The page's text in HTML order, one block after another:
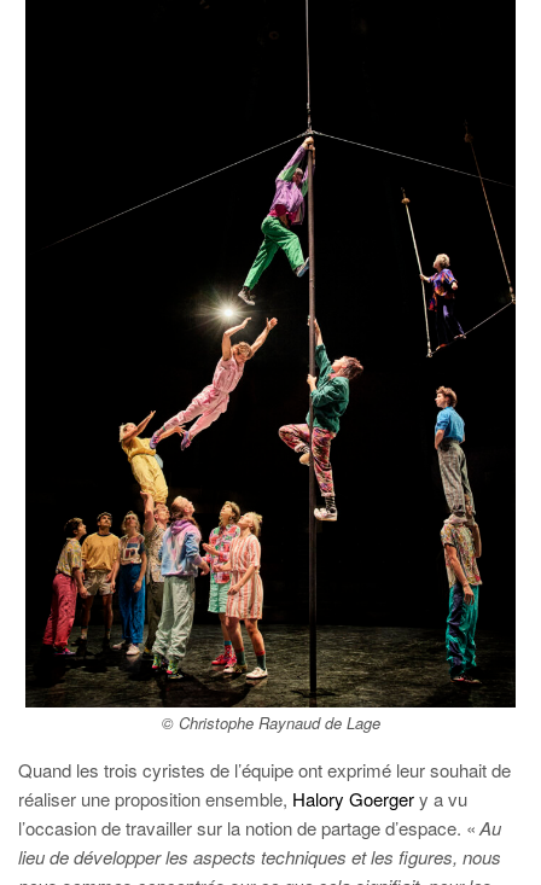
© Christophe Raynaud de Lage
Quand les trois cyristes de l’équipe ont exprimé leur souhait de
réaliser une proposition ensemble, Halory Goergery a vu
l’occasion de travailler sur la notion de partage d’espace. «Au
lieu de développer les aspects techniques et les figures, nous